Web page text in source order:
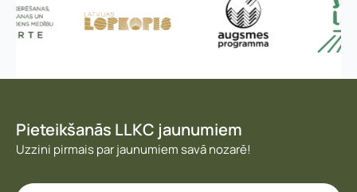
Pieteikšanās LLKC jaunumiem
Uzzini pirmais par jaunumiem savā nozarē!